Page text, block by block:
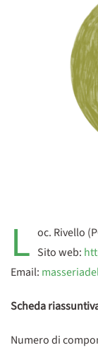
L oc. Rivello
Sito web:
Email:
Scheda
Numero di